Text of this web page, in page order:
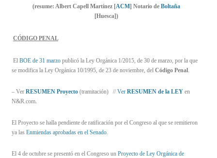
(resume: Albert Capell Martínez[ACM] Notario de Boltaña
[Huesca])
CÓDIGO PENAL
El BOE de 31 marzo publicó la Ley Orgánica 1/2015, de 30 de marzo, por la que
se modifica la Ley Orgánica 10/1995, de 23 de noviembre, del Código Penal.
– Ver RESUMEN Proyecto (tramitación) //Ver RESUMEN de la LEY en
N&R.com.
El Proyecto se halla pendiente de ratificación por el Congreso al que se remitieron
ya las Enmiendas aprobadas en el Senado.
El 4 de octubre se presentó en el Congreso un Proyecto de Ley Orgánica de